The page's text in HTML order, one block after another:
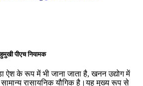
पीएच नियामक
ऐश के रूप में भी जाना जाता है, खनन उद्योग में
रासायनिक यौगिक है।यह मुख्य रूप से